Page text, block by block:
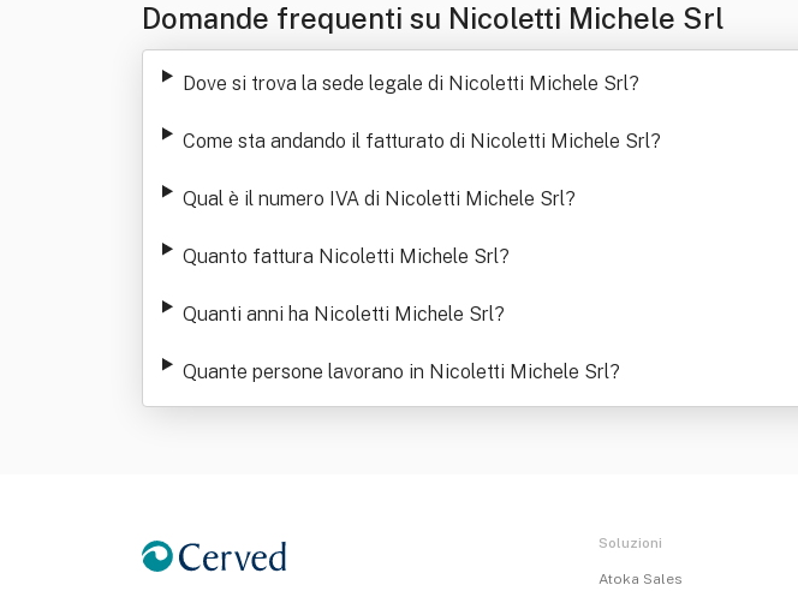
Domande frequenti su Nicoletti Michele Srl
Dove si trova la sede legale di Nicoletti Michele Srl?
Come sta andando il fatturato di Nicoletti Michele Srl?
Qual è il numero IVA di Nicoletti Michele Srl?
Quanto fattura Nicoletti Michele Srl?
Quanti anni ha Nicoletti Michele Srl?
Quante persone lavorano in Nicoletti Michele Srl?
Soluzioni
Atoka Sales